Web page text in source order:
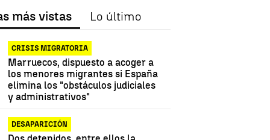
más vistas Lo último
CRISIS MIGRATORIA
Marruecos, dispuesto a acoger a
los menores migrantes si España
elimina los "obstáculos judiciales
y administrativos"
DESAPARICIÓN